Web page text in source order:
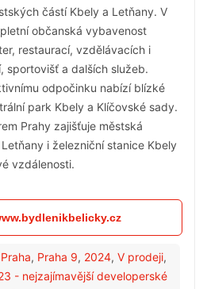
částí Kbely a Letňany. V
občanská vybavenost
restaurací, vzdělávacích i
sportovišť a dalších služeb.
odpočinku nabízí blízké
park Kbely a Klíčovské sady.
Prahy zajišťuje městská
i železniční stanice Kbely
vzdálenosti.
Praha, Praha 9, 2024, V prodeji,
- nejzajímavější developerské